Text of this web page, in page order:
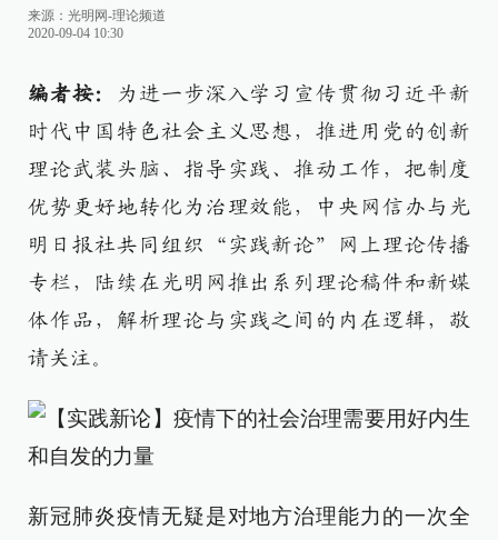
来源： 光明网-理论频道
2020-09-04 10:30
编者按：
为进一步深入学习宣传贯彻习近平新
时代中国特色社会主义思想，推进用党的创新
理论武装头脑、指导实践、推动工作，把制度
优势更好地转化为治理效能，中央网信办与光
明日报社共同组织“实践新论”网上理论传播
专栏，陆续在光明网推出系列理论稿件和新媒
体作品，解析理论与实践之间的内在逻辑，敬
请关注。
新冠肺炎疫情无疑是对地方治理能力的一次全